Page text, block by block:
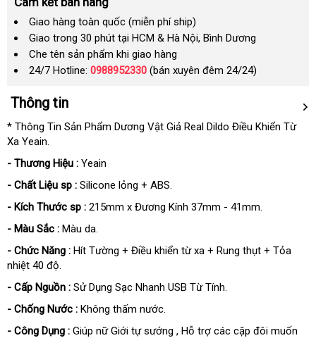
Giao hàng toàn quốc (miễn phí ship)
Giao trong 30 phút tại HCM & Hà Nội, Bình Dương
Che tên sản phẩm khi giao hàng
24/7 Hotline: 0988952330 (bán xuyên đêm 24/24)
Thông tin
* Thông Tin Sản Phẩm Dương Vật Giả Real Dildo Điều Khiển Từ
Xa Yeain.
- Thương Hiệu : Yeain
- Chất Liệu sp : Silicone lỏng + ABS.
- Kích Thước sp : 215mm x Đương Kính 37mm - 41mm.
- Màu Sắc : Màu da.
- Chức Năng : Hít Tường + Điều khiển từ xa + Rung thụt + Tỏa
nhiệt 40 độ.
- Cấp Nguồn : Sử Dụng Sạc Nhanh USB Từ Tính.
- Chống Nước : Không thấm nước.
- Công Dụng : Giúp nữ Giới tự sướng , Hỗ trợ các cặp đôi muốn